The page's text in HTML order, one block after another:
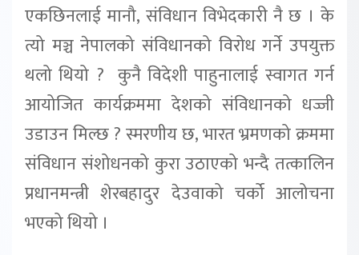
एकछिनलाई मानौ, संविधान विभेदकारी नै छ । के
त्यो मञ्च नेपालको संविधानको विरोध गर्ने उपयुक्त
थलो थियो ? कुनै विदेशी पाहुनालाई स्वागत गर्न
आयोजित कार्यक्रममा देशको संविधानको धज्जी
उडाउन मिल्छ ? स्मरणीय छ, भारत भ्रमणको क्रममा
संविधान संशोधनको कुरा उठाएको भन्दै तत्कालिन
प्रधानमन्त्री शेरबहादुर देउवाको चर्को आलोचना
भएको थियो ।